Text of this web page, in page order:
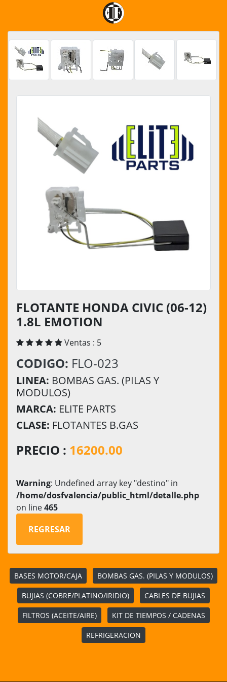
FLOTANTE HONDA CIVIC (06-12)
1.8L EMOTION
Ventas : 5
CODIGO: FLO-023
LINEA: BOMBAS GAS. (PILAS Y
MODULOS)
MARCA: ELITE PARTS
CLASE: FLOTANTES B.GAS
PRECIO : 16200.00
Warning: Undefined array key "destino" in
/home/dosfvalencia/public_html/detalle.php
on line465
REGRESAR
BASES MOTOR/CAJA BOMBAS GAS. (PILAS Y MODULOS)
BUJIAS (COBRE/PLATINO/IRIDIO) CABLES DE BUJIAS
FILTROS (ACEITE/AIRE) KIT DE TIEMPOS / CADENAS
REFRIGERACION